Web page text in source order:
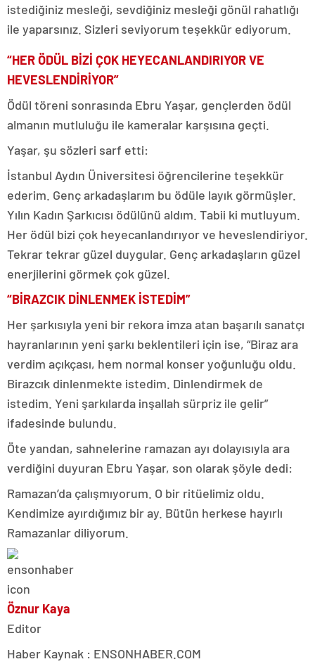
istediğiniz mesleği, sevdiğiniz mesleği gönül rahatlığı
ile yaparsınız. Sizleri seviyorum teşekkür ediyorum.
“HER ÖDÜL BİZİ ÇOK HEYECANLANDIRIYOR VE
HEVESLENDİRİYOR”
Ödül töreni sonrasında Ebru Yaşar, gençlerden ödül
almanın mutluluğu ile kameralar karşısına geçti.
Yaşar, şu sözleri sarf etti:
İstanbul Aydın Üniversitesi öğrencilerine teşekkür
ederim. Genç arkadaşlarım bu ödüle layık görmüşler.
Yılın Kadın Şarkıcısı ödülünü aldım. Tabii ki mutluyum.
Her ödül bizi çok heyecanlandırıyor ve heveslendiriyor.
Tekrar tekrar güzel duygular. Genç arkadaşların güzel
enerjilerini görmek çok güzel.
“BİRAZCIK DİNLENMEK İSTEDİM”
Her şarkısıyla yeni bir rekora imza atan başarılı sanatçı
hayranlarının yeni şarkı beklentileri için ise, “Biraz ara
verdim açıkçası, hem normal konser yoğunluğu oldu.
Birazcık dinlenmekte istedim. Dinlendirmek de
istedim. Yeni şarkılarda inşallah sürpriz ile gelir”
ifadesinde bulundu.
Öte yandan, sahnelerine ramazan ayı dolayısıyla ara
verdiğini duyuran Ebru Yaşar, son olarak şöyle dedi:
Ramazan’da çalışmıyorum. O bir ritüelimiz oldu.
Kendimize ayırdığımız bir ay. Bütün herkese hayırlı
Ramazanlar diliyorum.
Öznur Kaya
Editor
Haber Kaynak : ENSONHABER.COM